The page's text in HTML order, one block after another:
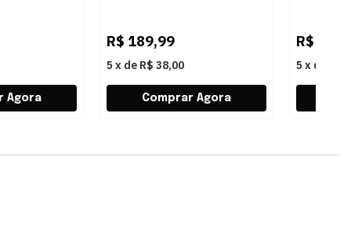
R$ 189,99
5 x de R$ 38,00
R$
5 x de